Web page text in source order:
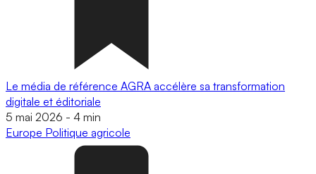
Le média de référence AGRA accélère sa transformation
digitale et éditoriale
5 mai 2026 - 4 min
Europe Politique agricole